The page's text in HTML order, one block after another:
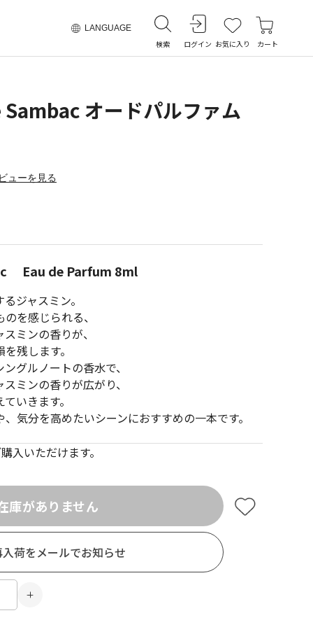
LANGUAGE
検索 ログイン お気に入り カート
オードパルファム
ューを見る
入いただけます。
Eau de Parfum 8ml
ジャスミン。
を感じられる、
ミンの香りが、
残します。
グルノートの香水で、
ミンの香りが広がり、
いきます。
気分を高めたいシーンにおすすめの一本です。
庫がありません
荷をメールでお知らせ